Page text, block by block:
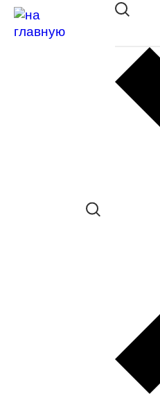
Оправа Glory
в наличии (Больше 5
товара в конкретном
необходимо
Закажите
в ближайший салон
*Доступно для
Сравнить товар